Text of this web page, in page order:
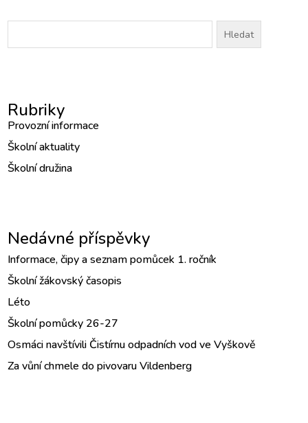
Vyhledávání
Rubriky
Provozní informace
Školní aktuality
Školní družina
Nedávné příspěvky
Informace, čipy a seznam pomůcek 1. ročník
Školní žákovský časopis
Léto
Školní pomůcky 26-27
Osmáci navštívili Čistírnu odpadních vod ve Vyškově
Za vůní chmele do pivovaru Vildenberg